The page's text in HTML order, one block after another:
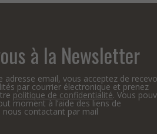
à la Newsletter
adresse email, vous acceptez de
par courrier électronique et prenez
politique de confidentialité. Vous
moment à l’aide des liens de
nous contactant par mail